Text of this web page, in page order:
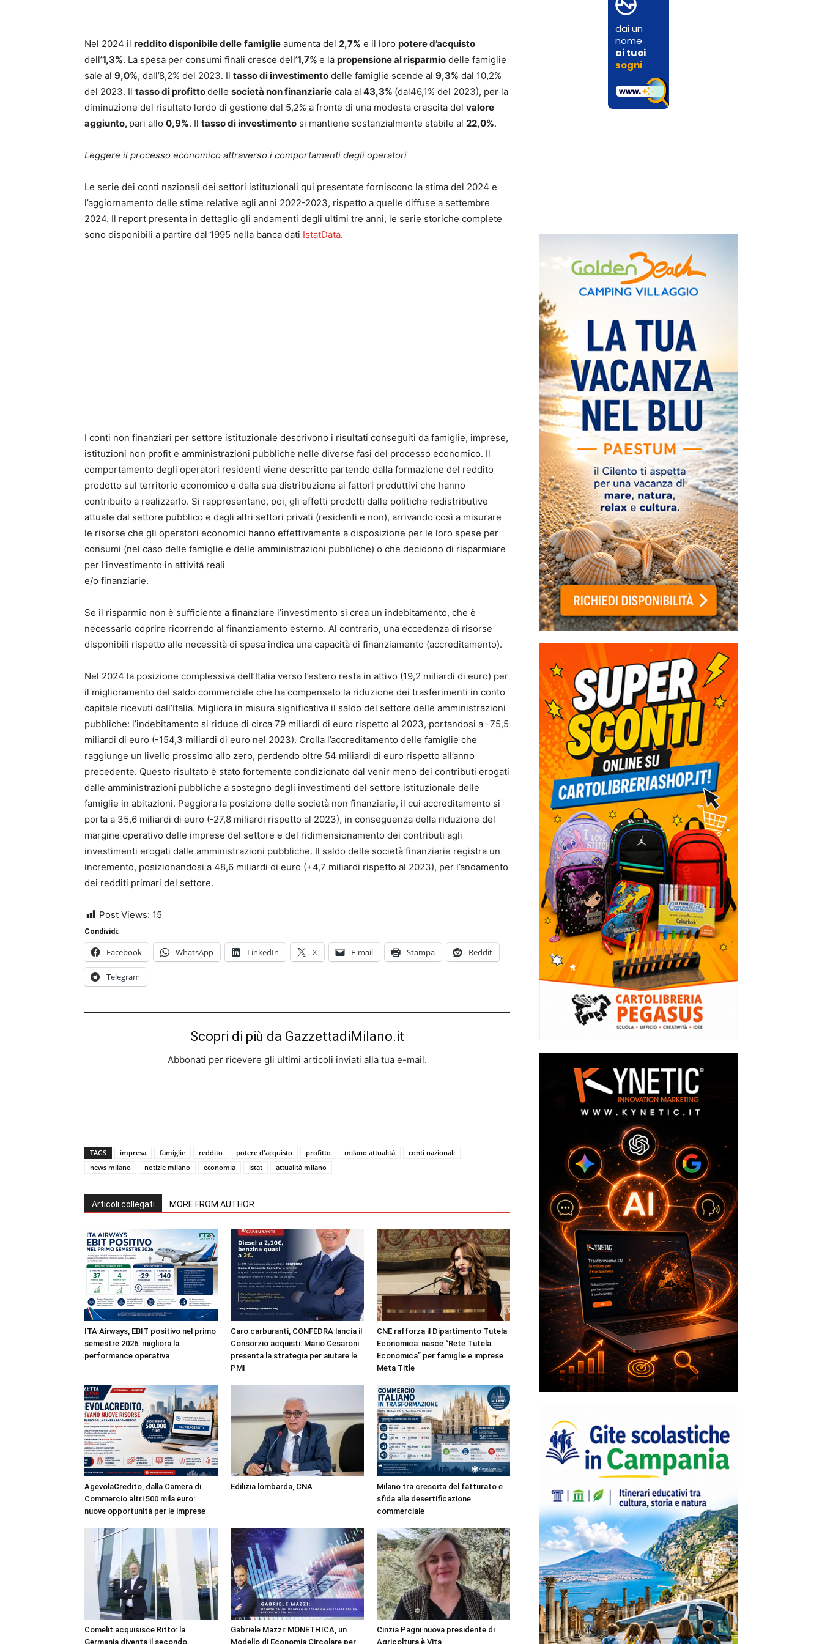
Nel 2024 il reddito disponibile delle famiglie aumenta del 2,7% e il loro potere d’acquisto
dell’1,3%. La spesa per consumi finali cresce dell’1,7% e la propensione al risparmio delle famiglie
sale al 9,0%, dall’8,2% del 2023. Il tasso di investimento delle famiglie scende al 9,3% dal 10,2%
del 2023. Il tasso di profittodelle società non finanziarie cala al 43,3% (dal46,1% del 2023), per la
diminuzione del risultato lordo di gestione del 5,2% a fronte di una modesta crescita del valore
aggiunto, pari allo 0,9%. Il tasso di investimento si mantiene sostanzialmente stabile al 22,0%.
Leggere il processo economico attraverso i comportamenti degli operatori
Le serie dei conti nazionali dei settori istituzionali qui presentate forniscono la stima del 2024 e
l’aggiornamento delle stime relative agli anni 2022-2023, rispetto a quelle diffuse a settembre
2024. Il report presenta in dettaglio gli andamenti degli ultimi tre anni, le serie storiche complete
sono disponibili a partire dal 1995 nella banca dati IstatData.
I conti non finanziari per settore istituzionale descrivono i risultati conseguiti da famiglie, imprese,
istituzioni non profit e amministrazioni pubbliche nelle diverse fasi del processo economico. Il
comportamento degli operatori residenti viene descritto partendo dalla formazione del reddito
prodotto sul territorio economico e dalla sua distribuzione ai fattori produttivi che hanno
contribuito a realizzarlo. Si rappresentano, poi, gli effetti prodotti dalle politiche redistributive
attuate dal settore pubblico e dagli altri settori privati (residenti e non), arrivando così a misurare
le risorse che gli operatori economici hanno effettivamente a disposizione per le loro spese per
consumi (nel caso delle famiglie e delle amministrazioni pubbliche) o che decidono di risparmiare
per l’investimento in attività reali
e/o finanziarie.
Se il risparmio non è sufficiente a finanziare l’investimento si crea un indebitamento, che è
necessario coprire ricorrendo al finanziamento esterno. Al contrario, una eccedenza di risorse
disponibili rispetto alle necessità di spesa indica una capacità di finanziamento (accreditamento).
Nel 2024 la posizione complessiva dell’Italia verso l’estero resta in attivo (19,2 miliardi di euro) per
il miglioramento del saldo commerciale che ha compensato la riduzione dei trasferimenti in conto
capitale ricevuti dall’Italia. Migliora in misura significativa il saldo del settore delle amministrazioni
pubbliche: l’indebitamento si riduce di circa 79 miliardi di euro rispetto al 2023, portandosi a -75,5
miliardi di euro (-154,3 miliardi di euro nel 2023). Crolla l’accreditamento delle famiglie che
raggiunge un livello prossimo allo zero, perdendo oltre 54 miliardi di euro rispetto all’anno
precedente. Questo risultato è stato fortemente condizionato dal venir meno dei contributi erogati
dalle amministrazioni pubbliche a sostegno degli investimenti del settore istituzionale delle
famiglie in abitazioni. Peggiora la posizione delle società non finanziarie, il cui accreditamento si
porta a 35,6 miliardi di euro (-27,8 miliardi rispetto al 2023), in conseguenza della riduzione del
margine operativo delle imprese del settore e del ridimensionamento dei contributi agli
investimenti erogati dalle amministrazioni pubbliche. Il saldo delle società finanziarie registra un
incremento, posizionandosi a 48,6 miliardi di euro (+4,7 miliardi rispetto al 2023), per l’andamento
dei redditi primari del settore.
Post Views: 15
Condividi:
Facebook WhatsApp LinkedIn X E-mail Stampa Reddit
Telegram
Scopri di più da GazzettadiMilano.it
Abbonati per ricevere gli ultimi articoli inviati alla tua e-mail.
TAGS impresa famiglie reddito potere d'acquisto profitto milano attualità
conti nazionali
news milano
notizie milano economia istat attualità milano
Articoli collegati MORE FROM AUTHOR
ITA Airways, EBIT positivo nel primo
semestre 2026: migliora la
performance operativa
Caro carburanti, CONFEDRA lancia il
Consorzio acquisti: Mario Cesaroni
presenta la strategia per aiutare le
PMI
CNE rafforza il Dipartimento Tutela
Economica: nasce “Rete Tutela
Economica” per famiglie e imprese
Meta Title
AgevolaCredito, dalla Camera di
Commercio altri 500 mila euro:
nuove opportunità per le imprese
Edilizia lombarda, CNA
Milano tra crescita del fatturato e
sfida alla desertificazione
commerciale
Comelit acquisisce Ritto: la
Germania diventa il secondo
Gabriele Mazzi: MONETHICA, un
Modello di Economia Circolare per
Cinzia Pagni nuova presidente di
Agricoltura è Vita